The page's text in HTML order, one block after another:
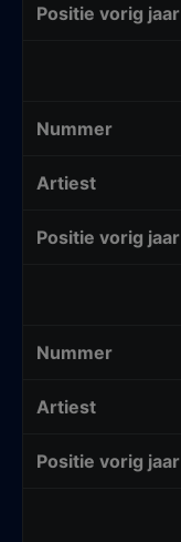
Positie vorig jaar
Nummer
Artiest
Positie vorig jaar
Nummer
Artiest
Positie vorig jaar